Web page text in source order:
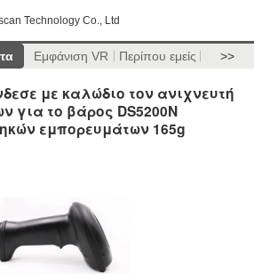
Technology Co., Ltd
Εμφάνιση VR Περίπου εμείς >>
με καλώδιο τον ανιχνευτή
για το βάρος DS5200N
εμπορευμάτων 165g